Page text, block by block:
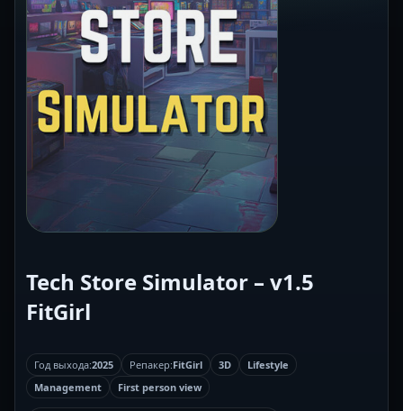
Tech Store Simulator – v1.5
FitGirl
Год выхода:2025 Репакер:FitGirl 3D
Lifestyle
Management
First person view